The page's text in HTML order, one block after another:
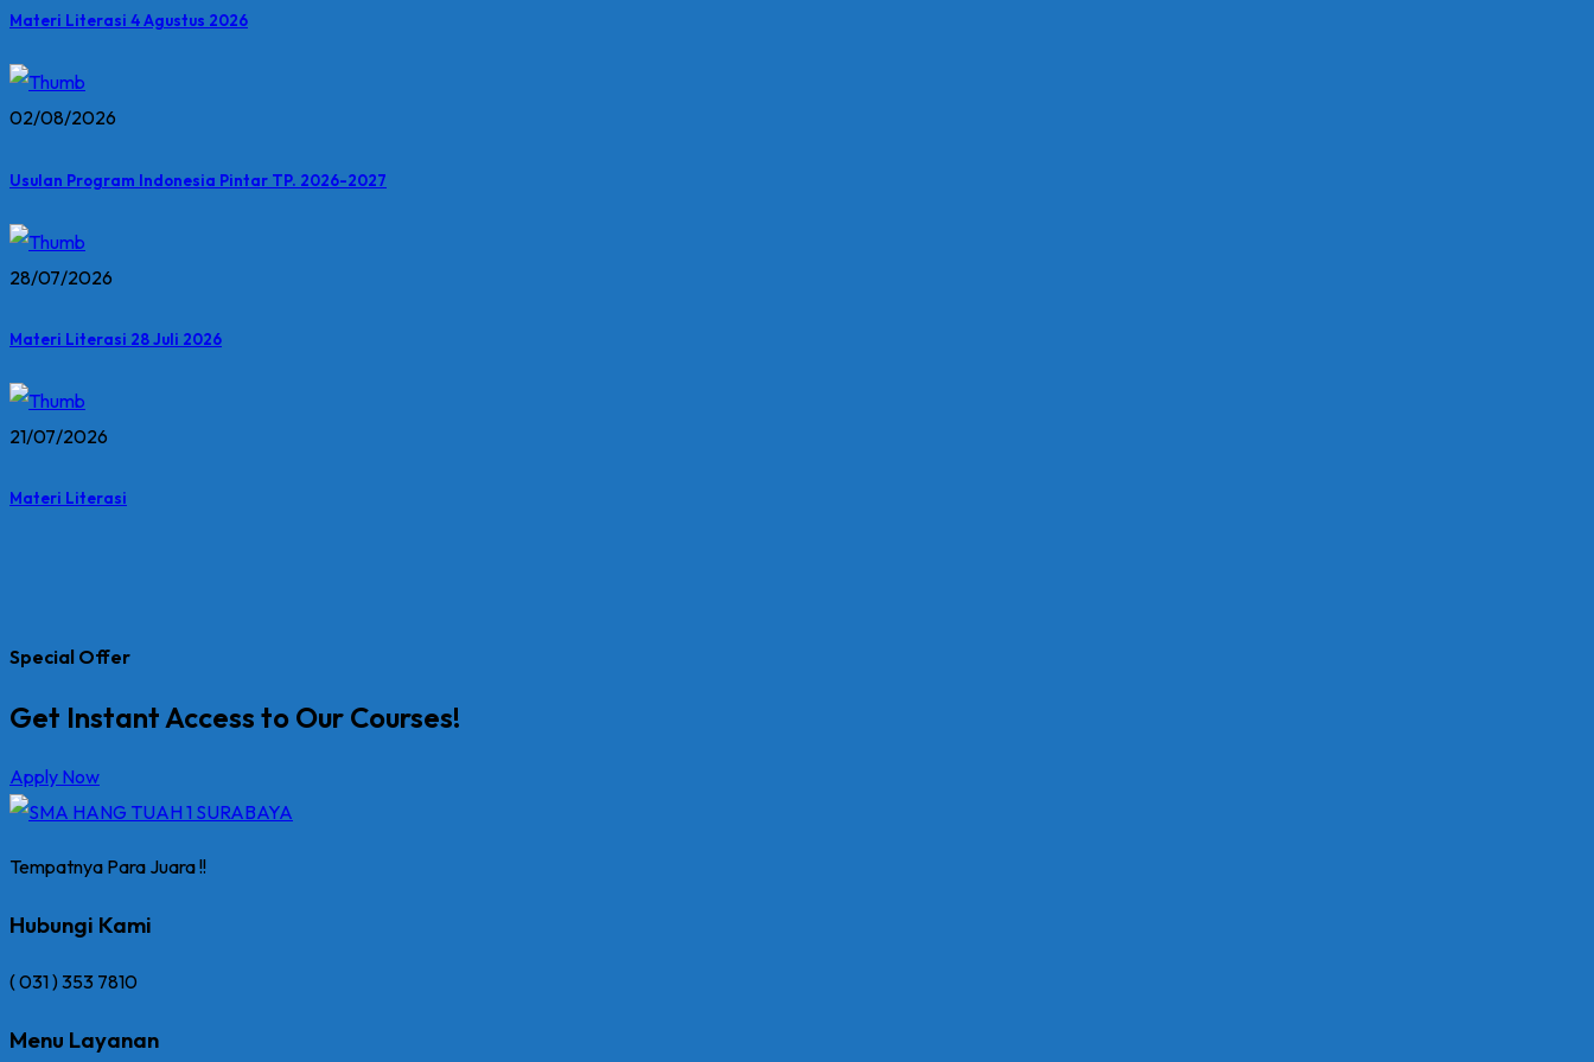
Materi Literasi 4 Agustus 2026
02/08/2026
Usulan Program Indonesia Pintar TP. 2026-2027
28/07/2026
Materi Literasi 28 Juli 2026
21/07/2026
Materi Literasi
Special Offer
Get Instant Access to Our Courses!
Apply Now
Tempatnya Para Juara !!
Hubungi Kami
( 031 ) 353 7810
Menu Layanan